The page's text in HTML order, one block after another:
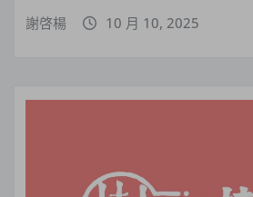
謝啓楊 10 月 10, 2025